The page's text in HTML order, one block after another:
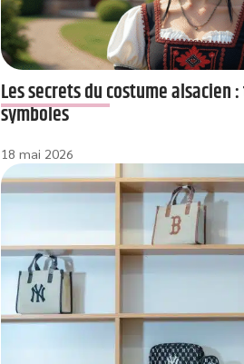
Les secrets du costume
symboles
18 mai 2026